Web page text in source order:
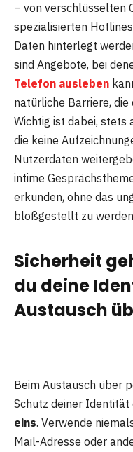
– von verschlüsselten
spezialisierten
Daten hinterlegt
sind Angebote, bei
Telefon ausleben
natürliche Barriere,
Wichtig ist dabei, stets
die keine
Nutzerdaten
intime
erkunden, ohne das
bloßgestellt zu
Sicherheit
du deine
Austausch
Beim Austausch über
Schutz deiner Identität
eins. Verwende
Mail-Adresse oder